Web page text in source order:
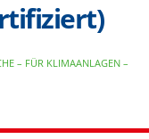
– FÜR KLIMAANLAGEN –